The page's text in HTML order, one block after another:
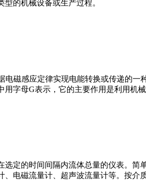
的机械设备或生产过程。
电磁感应定律实现电能转换或传递的
字母G表示，它的主要作用是利用机
定的时间间隔内流体总量的仪表。
电磁流量计、超声波流量计等。按介